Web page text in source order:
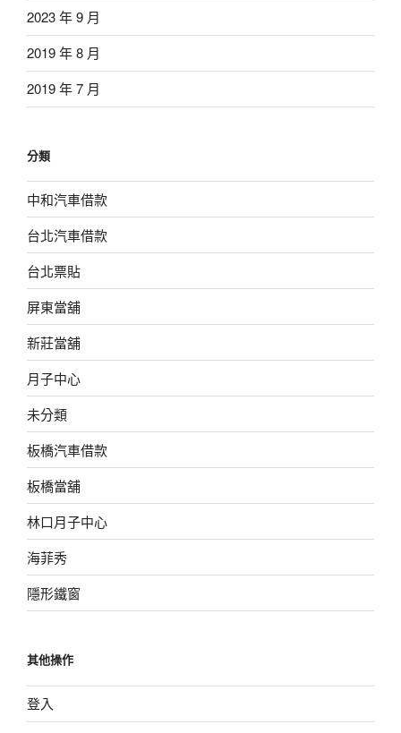
2023 年 9 月
2019 年 8 月
2019 年 7 月
分類
中和汽車借款
台北汽車借款
台北票貼
屏東當舖
新莊當舖
月子中心
未分類
板橋汽車借款
板橋當舖
林口月子中心
海菲秀
隱形鐵窗
其他操作
登入